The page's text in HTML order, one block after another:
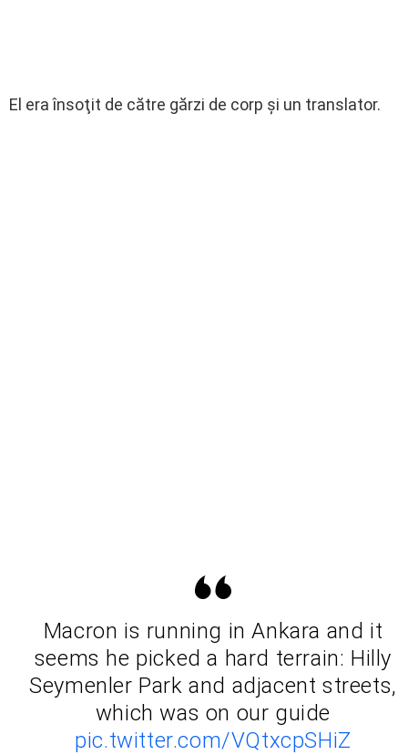
El era însoţit de către gărzi de corp şi un translator.
Macron is running in Ankara and it
seems he picked a hard terrain: Hilly
Seymenler Park and adjacent streets,
which was on our guide
pic.twitter.com/VQtxcpSHiZ